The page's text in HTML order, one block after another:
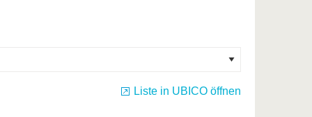
Liste in UBICO öffnen